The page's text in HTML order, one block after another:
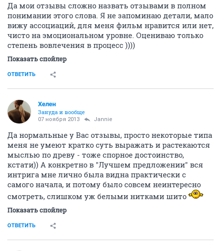
Да мои отзывы сложно назвать отзывами в полном
понимании этого слова. Я не запоминаю детали, мало
вижу ассоциаций, для меня фильм нравится или нет,
чисто на эмоциональном уровне. Оцениваю только
степень вовлечения в процесс ))))
Показать спойлер
ОТВЕТИТЬ
Хелен
Зануда и вообще
07 ноября 2013 Jannie
Да нормальные у Вас отзывы, просто некоторые типа
меня не умеют кратко суть выражать и растекаются
мыслью по древу - тоже спорное достоинство,
кстати)) А конкретно в "Лучшем предложении" вся
интрига мне лично была видна практически с
самого начала, и потому было совсем неинтересно
смотреть, слишком уж белыми нитками шито
Показать спойлер
ОТВЕТИТЬ